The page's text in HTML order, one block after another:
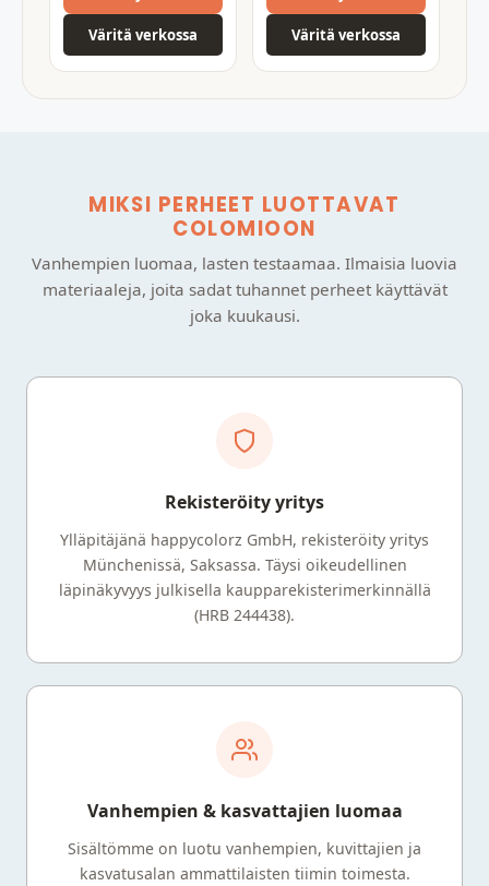
Väritä verkossa Väritä verkossa
MIKSI PERHEET LUOTTAVAT
COLOMIOON
Vanhempien luomaa, lasten testaamaa. Ilmaisia luovia
materiaaleja, joita sadat tuhannet perheet käyttävät
joka kuukausi.
Rekisteröity yritys
Ylläpitäjänä happycolorz GmbH, rekisteröity yritys
Münchenissä, Saksassa. Täysi oikeudellinen
läpinäkyvyys julkisella kaupparekisterimerkinnällä
(HRB 244438).
Vanhempien & kasvattajien luomaa
Sisältömme on luotu vanhempien, kuvittajien ja
kasvatusalan ammattilaisten tiimin toimesta.